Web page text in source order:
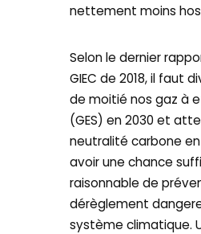
nettement moins
Selon le dernier
GIEC de 2018, il faut
de moitié nos gaz à
(GES) en 2030 et
neutralité carbone
avoir une chance
raisonnable de
dérèglement
système climatique.